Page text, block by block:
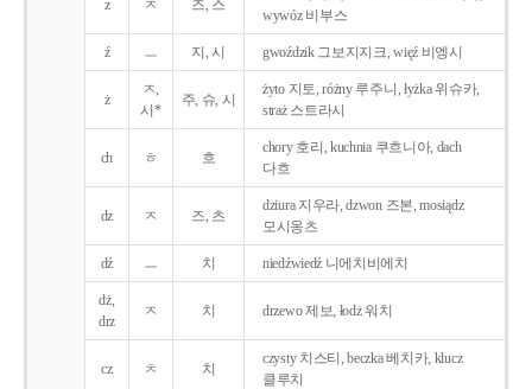
z ㅈ 즈, 스
wywóz 비부스
ź ㅡ 지, 시 gwoździk 그보지지크, więź 비엥시
ż
ㅈ,
시*
주, 슈, 시
żyto 지토, różny 루주니, łyżka 위슈카,
straż 스트라시
ch ㅎ 흐
chory 호리, kuchnia 쿠흐니아, dach
다흐
dz ㅈ 즈, 츠
dziura 지우라, dzwon 즈본, mosiądz
모시옹츠
dź ㅡ 치 niedźwiedź 니에치비에치
dż,
drz
ㅈ 치 drzewo 제보, łodż 워치
cz ㅊ 치
czysty 치스티, beczka 베치카, klucz
클루치